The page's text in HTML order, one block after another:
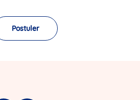
Postuler